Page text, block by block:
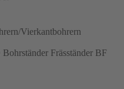
Vierkantbohrern
Fräsständer BF